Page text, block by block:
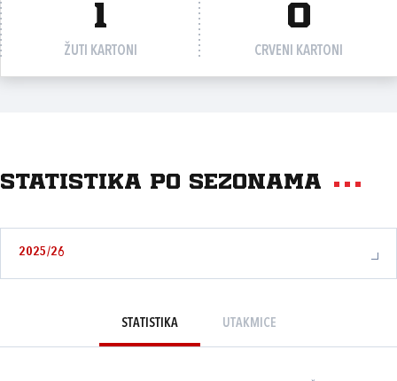
1
ŽUTI KARTONI
0
CRVENI KARTONI
Statistika po sezonama
2025/26
STATISTIKA UTAKMICE